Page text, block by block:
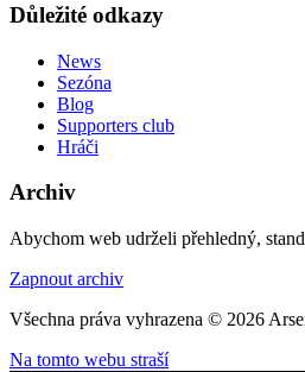
Důležité odkazy
News
Sezóna
Blog
Supporters club
Hráči
Archiv
Abychom web udrželi přehledný,
Zapnout archiv
Všechna práva vyhrazena © 2026
Na tomto webu straší